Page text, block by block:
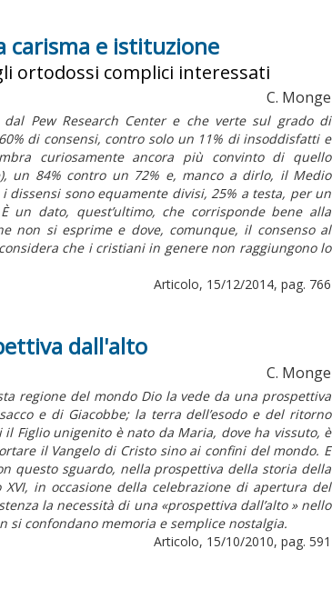
carisma e istituzione
ortodossi complici interessati
C. Monge
Pew Research Center e che verte sul grado di
di consensi, contro solo un 11% di insoddisfatti e
curiosamente ancora più convinto di quello
un 84% contro un 72% e, manco a dirlo, il Medio
sono equamente divisi, 25% a testa, per un
un dato, quest’ultimo, che corrisponde bene alla
non si esprime e dove, comunque, il consenso al
che i cristiani in genere non raggiungono lo
Articolo, 15/12/2014, pag. 766
dall'alto
C. Monge
regione del mondo Dio la vede da una prospettiva
e di Giacobbe; la terra dell’esodo e del ritorno
Figlio unigenito è nato da Maria, dove ha vissuto, è
il Vangelo di Cristo sino ai confini del mondo. E
questo sguardo, nella prospettiva della storia della
XVI, in occasione della celebrazione di apertura del
la necessità di una «prospettiva dall’alto » nello
confondano memoria e semplice nostalgia.
Articolo, 15/10/2010, pag. 591